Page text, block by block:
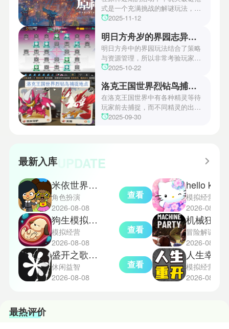
陆PS5、Xbox以及PC平台！有兴
趣的玩家们可以继续留守鲶鱼网！
式是一个充满挑战的解谜玩法，其
中第四关是许多玩家遇到困难的地
机关破谜范式第四关通关方法，助
玩家们能够顺利通关！有兴趣的玩
家们快来一起看看吧！
2025-11-12
明日方舟岁的界园志异攻略
明日方舟中的界园玩法结合了策略
与资源管理，所以非常考验玩家的
操作和规划能力。游戏里拥有先
丰富多样的角色体系足以满足不同
战术需求。电表倒转是界园中的核
心挑战之一，玩家需合理利用通宝
和特殊钱币进行资源转换。明日方
乐趣和探索深度，丰富了玩家的游
2025-10-22
洛克王国世界烈钻鸟捕捉地点
在洛克王国世界中有各种精灵等待
玩家前去捕捉，而不同精灵的出现
地点和捕捉方式也各不相同。有少
2025-09-30
最新入库UPDATE
米依世界安卓版
角色扮演
2026-08-08
查看
狗生模拟器中文版
模拟经营
2026-08-08
查看
盛开之歌完整版
休闲益智
2026-08-08
查看
模拟经营
2026-08-08
冒险解谜
2026-08-08
模拟经营
2026-08-08
最热评价